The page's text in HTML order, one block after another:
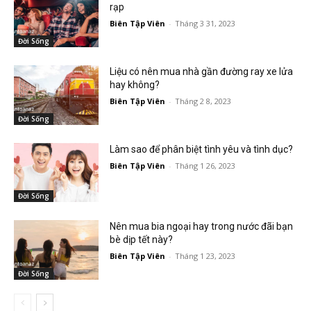
Đời Sống
rạp
Biên Tập Viên - Tháng 3 31, 2023
Đời Sống
Liệu có nên mua nhà gần đường ray xe lửa
hay không?
Biên Tập Viên - Tháng 2 8, 2023
Đời Sống
Làm sao để phân biệt tình yêu và tình dục?
Biên Tập Viên - Tháng 1 26, 2023
Đời Sống
Nên mua bia ngoại hay trong nước đãi bạn
bè dịp tết này?
Biên Tập Viên - Tháng 1 23, 2023